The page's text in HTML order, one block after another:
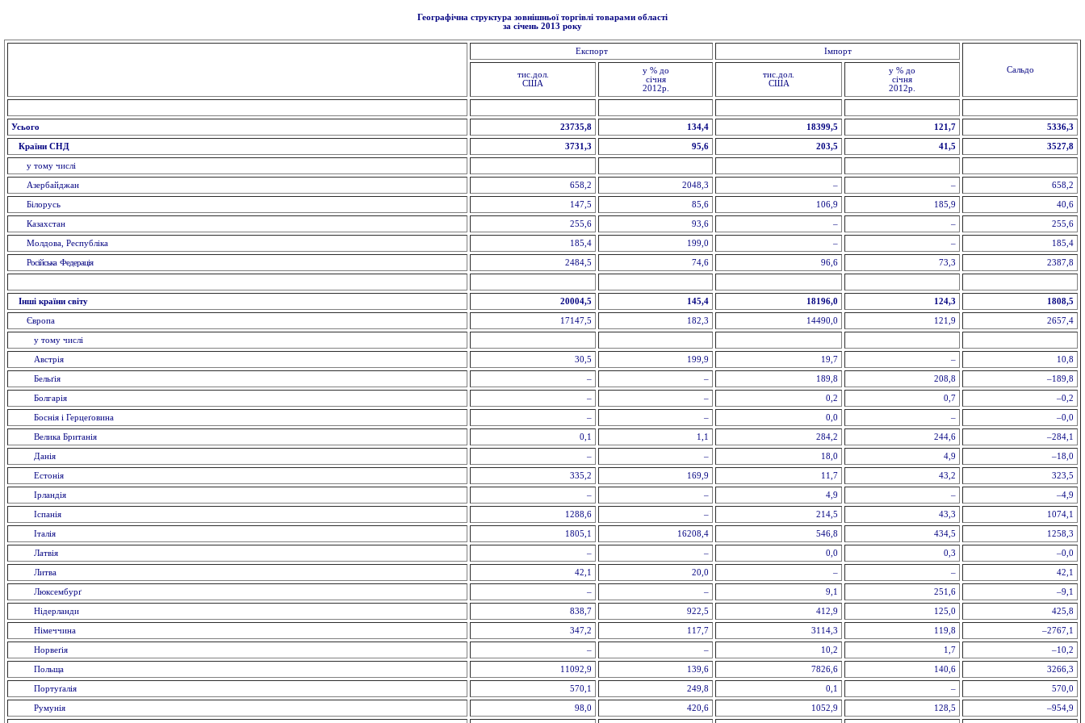
Географічна структура зовнішньої торгівлі товарами області
за січень 2013 року
Експорт Імпорт
Сальдо
тис.дол.
США
у % до
січня
2012р.
тис.дол.
США
у % до
січня
2012р.
Усього 23735,8 134,4 18399,5 121,7 5336,3
Країни СНД 3731,3 95,6 203,5 41,5 3527,8
у тому числі
Азербайджан 658,2 2048,3 – – 658,2
Білорусь 147,5 85,6 106,9 185,9 40,6
Казахстан 255,6 93,6 – – 255,6
Молдова, Республіка 185,4 199,0 – – 185,4
Російська Федерація 2484,5 74,6 96,6 73,3 2387,8
Інші країни світу 20004,5 145,4 18196,0 124,3 1808,5
Європа 17147,5 182,3 14490,0 121,9 2657,4
у тому числі
Австрія 30,5 199,9 19,7 – 10,8
Бельґія – – 189,8 208,8 –189,8
Болгарія – – 0,2 0,7 –0,2
Боснія і Герцеґовина – – 0,0 – –0,0
Велика Британія 0,1 1,1 284,2 244,6 –284,1
Данія – – 18,0 4,9 –18,0
Естонія 335,2 169,9 11,7 43,2 323,5
Ірландія – – 4,9 – –4,9
Іспанія 1288,6 – 214,5 43,3 1074,1
Італія 1805,1 16208,4 546,8 434,5 1258,3
Латвія – – 0,0 0,3 –0,0
Литва 42,1 20,0 – – 42,1
Люксембурґ – – 9,1 251,6 –9,1
Нідерланди 838,7 922,5 412,9 125,0 425,8
Німеччина 347,2 117,7 3114,3 119,8 –2767,1
Норвеґія – – 10,2 1,7 –10,2
Польща 11092,9 139,6 7826,6 140,6 3266,3
Портуґалія 570,1 249,8 0,1 – 570,0
Румунія 98,0 420,6 1052,9 128,5 –954,9